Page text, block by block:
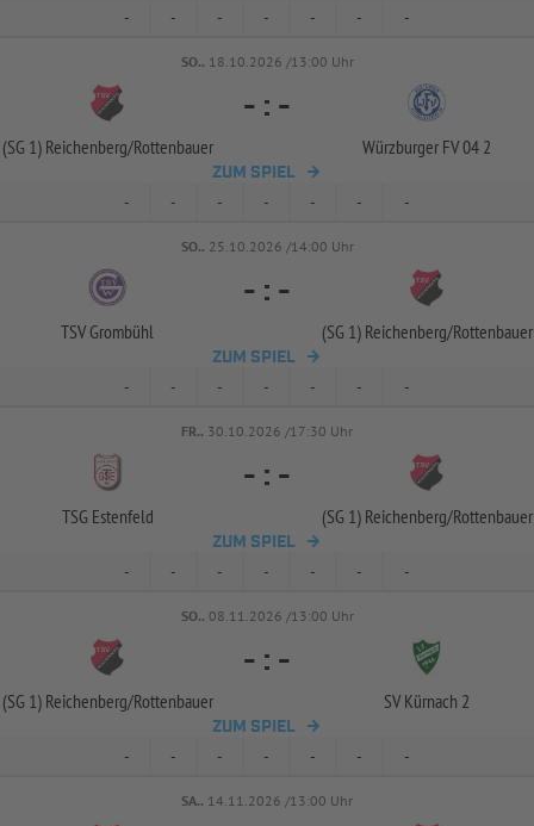
- - - - - - -
SO.. 18.10.2026 /13:00 Uhr
(SG 1) Reichenberg/Rottenbauer
- : -
Würzburger FV 04 2
ZUM SPIEL
- - - - - - -
SO.. 25.10.2026 /14:00 Uhr
TSV Grombühl
- : -
(SG 1) Reichenberg/Rottenbauer
ZUM SPIEL
- - - - - - -
FR.. 30.10.2026 /17:30 Uhr
TSG Estenfeld
- : -
(SG 1) Reichenberg/Rottenbauer
ZUM SPIEL
- - - - - - -
SO.. 08.11.2026 /13:00 Uhr
(SG 1) Reichenberg/Rottenbauer
- : -
SV Kürnach 2
ZUM SPIEL
- - - - - - -
SA.. 14.11.2026 /13:00 Uhr